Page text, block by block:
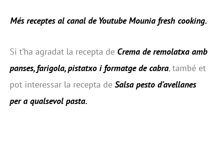
Més receptes al canal de Youtube Mounia fresh cooking.
Si t’ha agradat la recepta de Crema de remolatxa amb
panses, farigola, pistatxo i formatge de cabra, també et
pot interessar la recepta de Salsa pesto d’avellanes
per a qualsevol pasta.